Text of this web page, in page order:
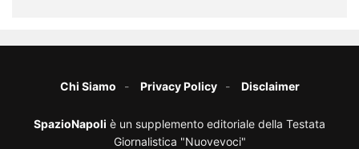
Chi Siamo Privacy Policy Disclaimer
SpazioNapoli è un supplemento editoriale della Testata
Giornalistica "Nuovevoci"